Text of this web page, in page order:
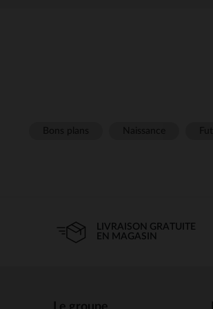
LIVRAISON GRATUITE
EN MAGASIN